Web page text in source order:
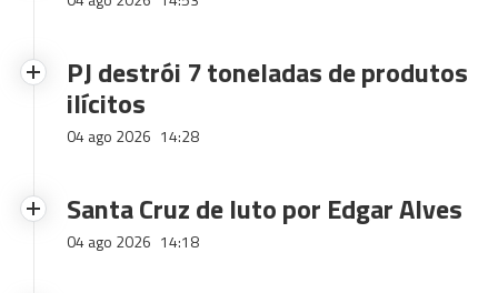
PJ destrói 7 toneladas de produtos
ilícitos
04 ago 2026 14:28
Santa Cruz de luto por Edgar Alves
04 ago 2026 14:18